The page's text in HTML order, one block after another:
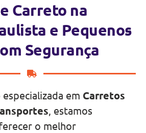
Carreto na
e Pequenos
Segurança
em Carretos
, estamos
o melhor